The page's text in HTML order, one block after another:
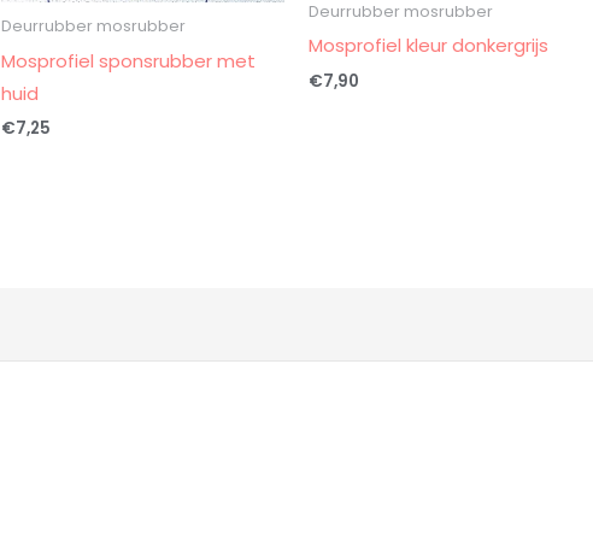
Deurrubber mosrubber
Mosprofiel sponsrubber met
huid
€7,25
Deurrubber mosrubber
Mosprofiel kleur donkergrijs
€7,90